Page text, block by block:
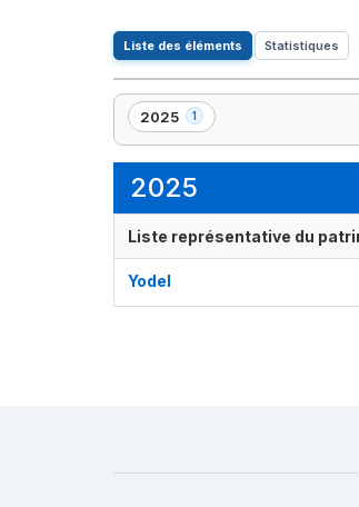
Liste des éléments Statistiques
2025 1
,
1
2025
Liste représentative du
Yodel